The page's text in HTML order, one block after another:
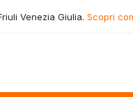
Venezia Giulia. Scopri